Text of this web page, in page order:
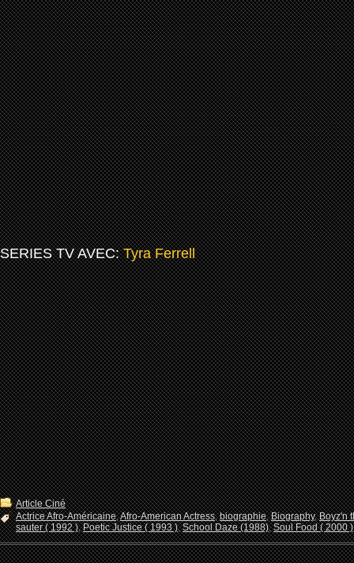
SERIES TV AVEC:Tyra Ferrell
Article Ciné
Actrice Afro-Américaine,Afro-American Actress,biographie,Biography,Boyz'n
sauter ( 1992 ),Poetic Justice ( 1993 ),School Daze (1988),Soul Food ( 2000 )